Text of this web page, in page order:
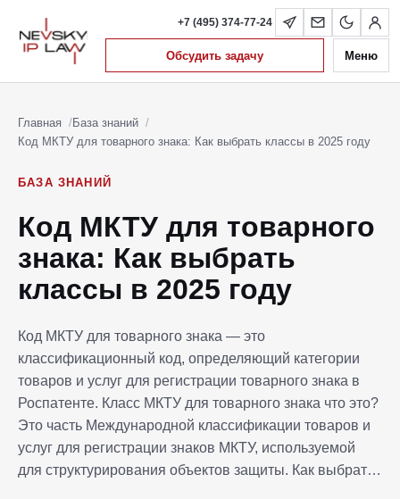
+7 (495) 374-77-24
Обсудить задачу Меню
Главная
База знаний
Код МКТУ для товарного знака: Как выбрать классы в 2025 году
БАЗА ЗНАНИЙ
Код МКТУ для товарного
знака: Как выбрать
классы в 2025 году
Код МКТУ для товарного знака — это
классификационный код, определяющий категории
товаров и услуг для регистрации товарного знака в
Роспатенте. Класс МКТУ для товарного знака что это?
Это часть Международной классификации товаров и
услуг для регистрации знаков МКТУ, используемой
для структурирования объектов защиты. Как выбрать